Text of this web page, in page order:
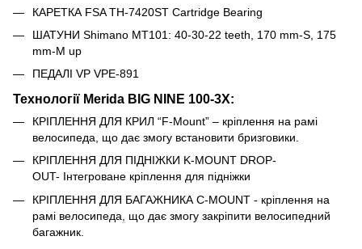
КАРЕТКА FSA TH-7420ST Cartridge Bearing
ШАТУНИ Shimano MT101: 40-30-22 teeth, 170 mm-S, 175
mm-M up
ПЕДАЛІ VP VPE-891
Технології Merida BIG NINE 100-3X:
КРІПЛЕННЯ ДЛЯ КРИЛ “F-Mount” – кріплення на рамі
велосипеда, що дає змогу встановити бризговики.
КРІПЛЕННЯ ДЛЯ ПІДНІЖКИ K-MOUNT DROP-
OUT- Інтегроване кріплення для підніжки
КРІПЛЕННЯ ДЛЯ БАГАЖНИКА C-MOUNT - кріплення на
рамі велосипеда
що дає змогу закріпити велосипедний
багажник.